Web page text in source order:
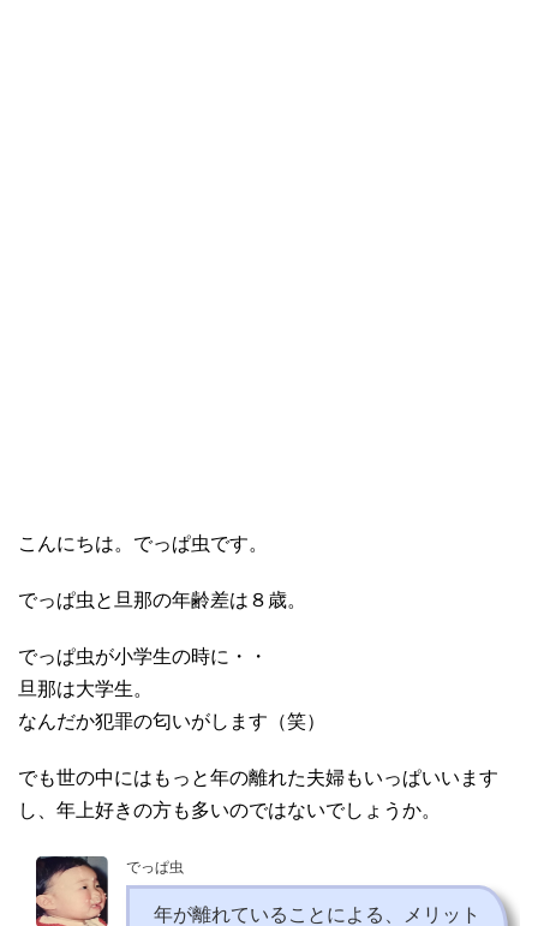
こんにちは。でっぱ虫です。
でっぱ虫と旦那の年齢差は８歳。
でっぱ虫が小学生の時に・・
旦那は大学生。
なんだか犯罪の匂いがします（笑）
でも世の中にはもっと年の離れた夫婦もいっぱいいます
し、年上好きの方も多いのではないでしょうか。
でっぱ虫
年が離れていることによる、メリット